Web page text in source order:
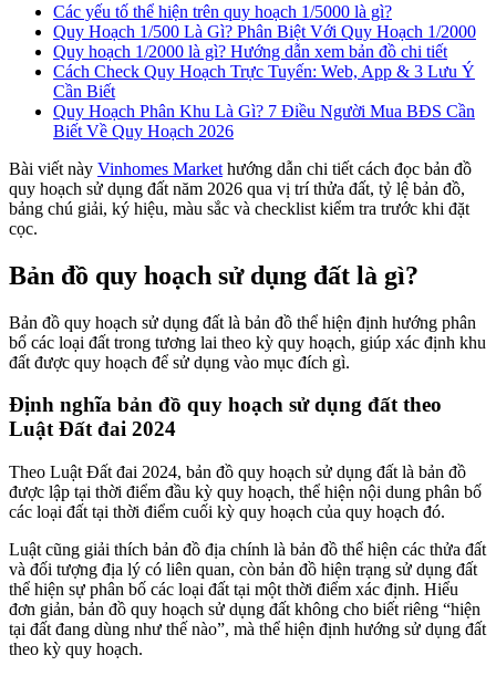
Các yếu tố thể hiện trên quy hoạch 1/5000 là gì?
Quy Hoạch 1/500 Là Gì? Phân Biệt Với Quy Hoạch 1/2000
Quy hoạch 1/2000 là gì? Hướng dẫn xem bản đồ chi tiết
Cách Check Quy Hoạch Trực Tuyến: Web, App & 3 Lưu Ý
Cần Biết
Quy Hoạch Phân Khu Là Gì? 7 Điều Người Mua BĐS Cần
Biết Về Quy Hoạch 2026
Bài viết này Vinhomes Market hướng dẫn chi tiết cách đọc bản đồ
quy hoạch sử dụng đất năm 2026 qua vị trí thửa đất, tỷ lệ bản đồ,
bảng chú giải, ký hiệu, màu sắc và checklist kiểm tra trước khi đặt
cọc.
Bản đồ quy hoạch sử dụng đất là gì?
Bản đồ quy hoạch sử dụng đất là bản đồ thể hiện định hướng phân
bổ các loại đất trong tương lai theo kỳ quy hoạch, giúp xác định khu
đất được quy hoạch để sử dụng vào mục đích gì.
Định nghĩa bản đồ quy hoạch sử dụng đất theo
Luật Đất đai 2024
Theo Luật Đất đai 2024, bản đồ quy hoạch sử dụng đất là bản đồ
được lập tại thời điểm đầu kỳ quy hoạch, thể hiện nội dung phân bố
các loại đất tại thời điểm cuối kỳ quy hoạch của quy hoạch đó.
Luật cũng giải thích bản đồ địa chính là bản đồ thể hiện các thửa đất
và đối tượng địa lý có liên quan, còn bản đồ hiện trạng sử dụng đất
thể hiện sự phân bố các loại đất tại một thời điểm xác định. Hiểu
đơn giản, bản đồ quy hoạch sử dụng đất không cho biết riêng “hiện
tại đất đang dùng như thế nào”, mà thể hiện định hướng sử dụng đất
theo kỳ quy hoạch.